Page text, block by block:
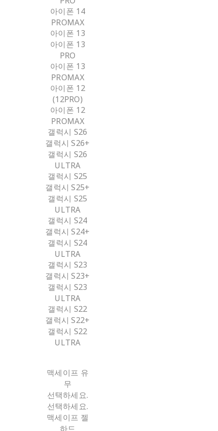
아이폰 14
PROMAX
아이폰 13
아이폰 13
PRO
아이폰 13
PROMAX
아이폰 12
(12PRO)
아이폰 12
PROMAX
갤럭시 S26
갤럭시 S26+
갤럭시 S26
ULTRA
갤럭시 S25
갤럭시 S25+
갤럭시 S25
ULTRA
갤럭시 S24
갤럭시 S24+
갤럭시 S24
ULTRA
갤럭시 S23
갤럭시 S23+
갤럭시 S23
ULTRA
갤럭시 S22
갤럭시 S22+
갤럭시 S22
ULTRA
맥세이프 유
무
선택하세요.
선택하세요.
맥세이프 젤
하드